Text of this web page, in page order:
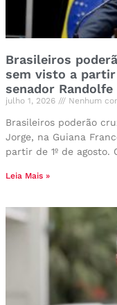
Brasileiros
sem visto a partir
senador Randolfe
julho 1, 2026 Nenhum
Brasileiros poderão
Jorge, na Guiana
partir de 1º de agosto.
Leia Mais »